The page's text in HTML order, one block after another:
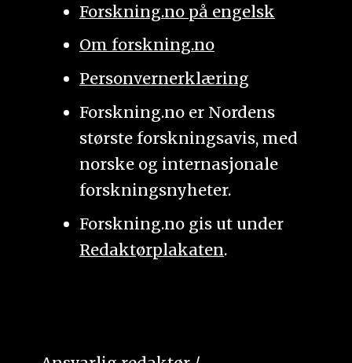
Forskning.no på engelsk
Om forskning.no
Personvernerklæring
Forskning.no er Nordens
største forskningsavis, med
norske og internasjonale
forskningsnyheter.
Forskning.no gis ut under
Redaktørplakaten.